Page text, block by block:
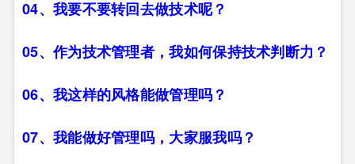
04、我要不要转回去做技术呢？
05、作为技术管理者，我如何保持技术判断力？
06、我这样的风格能做管理吗？
07、我能做好管理吗，大家服我吗？